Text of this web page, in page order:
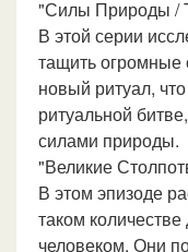
"Силы Природы /
В этой серии
тащить
новый ритуал,
ритуальной
силами природы.
"Великие
В этом эпизоде
таком
человеком. Они